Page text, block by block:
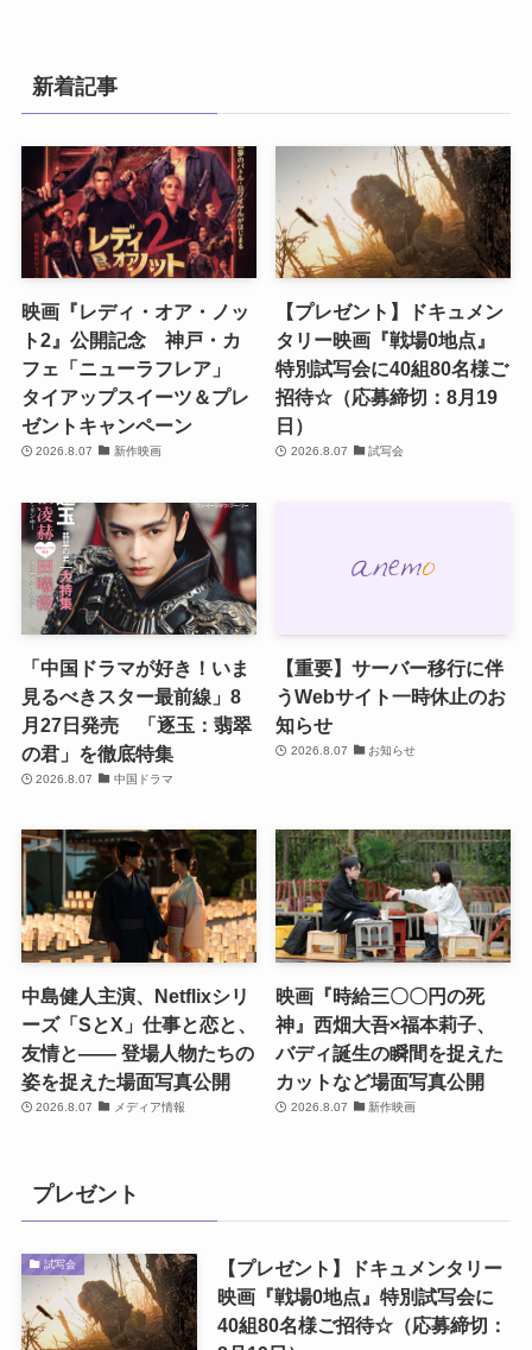
新着記事
映画『レディ・オア・ノッ
ト2』公開記念 神戸・カ
フェ「ニューラフレア」
タイアップスイーツ＆プレ
ゼントキャンペーン
2026.8.07 新作映画
【プレゼント】ドキュメン
タリー映画『戦場0地点』
特別試写会に40組80名様ご
招待☆（応募締切：8月19
日）
2026.8.07 試写会
「中国ドラマが好き！いま
見るべきスター最前線」8
月27日発売 「逐玉：翡翠
の君」を徹底特集
2026.8.07 中国ドラマ
【重要】サーバー移行に伴
うWebサイト一時休止のお
知らせ
2026.8.07 お知らせ
中島健人主演、Netflixシリ
ーズ「SとX」仕事と恋と、
友情と―― 登場人物たちの
姿を捉えた場面写真公開
2026.8.07 メディア情報
映画『時給三〇〇円の死
神』西畑大吾×福本莉子、
バディ誕生の瞬間を捉えた
カットなど場面写真公開
2026.8.07 新作映画
プレゼント
試写会
【プレゼント】ドキュメンタリー
映画『戦場0地点』特別試写会に
40組80名様ご招待☆（応募締切：